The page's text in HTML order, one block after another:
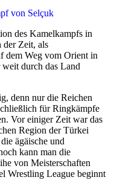
von Selçuk
des Kamelkampfs in
der Zeit, als
dem Weg vom Orient in
durch das Land
denn nur die Reichen
für Ringkämpfe
Vor einiger Zeit war das
Region der Türkei
ägäische und
kann man die
von Meisterschaften
Wrestling League beginnt